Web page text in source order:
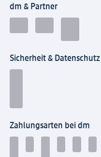
dm & Partner
Sicherheit &
Zahlungsarten bei dm